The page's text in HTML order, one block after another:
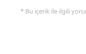
* Bu içerik ile ilgili